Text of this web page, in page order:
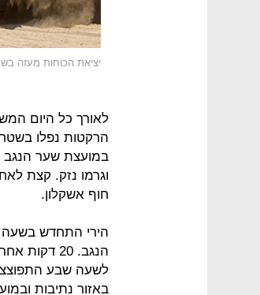
יציאת הכוחות מעזה
לאורך כל היום
הרקטות נפלו
במועצת שער הנגב
וגרמו נזק. קצת
חוף אשקלון.
הירי התחדש
הנגב. 20
לשעה שבע
באזור נתיבות